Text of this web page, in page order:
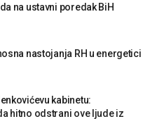
na ustavni poredak BiH
nastojanja RH u energetici
kabinetu:
hitno odstrani ove ljude iz